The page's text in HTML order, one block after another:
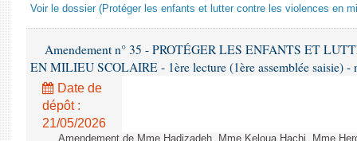
Voir le dossier (Protéger les enfants et lutter contre les violences en
Amendement n° 35 - PROTÉGER LES ENFANTS ET
EN MILIEU SCOLAIRE - 1ère lecture (1ère assemblée saisie) -
Date de
dépôt :
21/05/2026
Amendement de Mme Hadizadeh, Mme Keloua Hachi, Mme